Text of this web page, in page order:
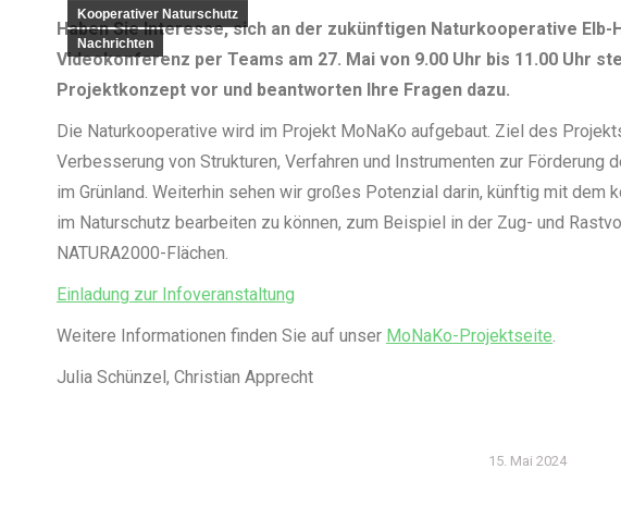
Kooperativer Naturschutz
Nachrichten
Haben Sie Interesse, sich an der zukünftigen Naturkooperative Elb-
Videokonferenz per Teams am 27. Mai von 9.00 Uhr bis 11.00 Uhr
Projektkonzept vor und beantworten Ihre Fragen dazu.
Die Naturkooperative wird im Projekt MoNaKo aufgebaut. Ziel des
Verbesserung von Strukturen, Verfahren und Instrumenten zur
im Grünland. Weiterhin sehen wir großes Potenzial darin, künftig mit dem
im Naturschutz bearbeiten zu können, zum Beispiel in der Zug- und
NATURA2000-Flächen.
Einladung zur Infoveranstaltung
Weitere Informationen finden Sie auf unser MoNaKo-Projektseite.
Julia Schünzel, Christian Apprecht
15. Mai 2024